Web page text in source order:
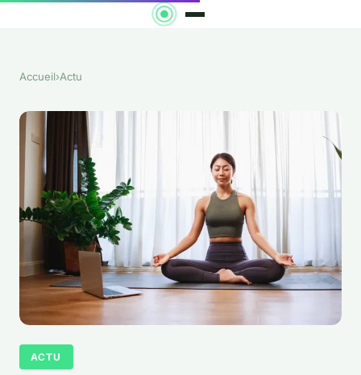
Accueil›Actu
ACTU